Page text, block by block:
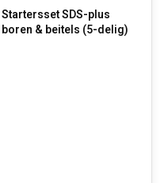
Startersset SDS-plus
boren & beitels (5-delig)